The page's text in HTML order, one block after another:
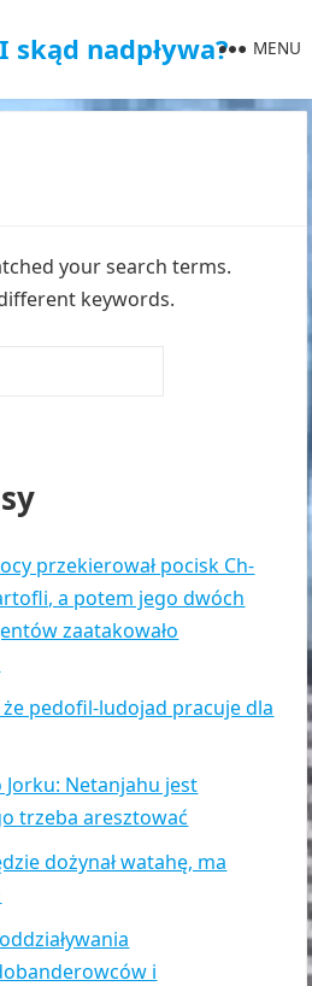
skąd nadpływa? MENU
your search terms.
keywords.
przekierował pocisk Ch-
a potem jego dwóch
zaatakowało
pedofil-ludojad pracuje dla
Netanjahu jest
trzeba aresztować
dożynał watahę, ma
i